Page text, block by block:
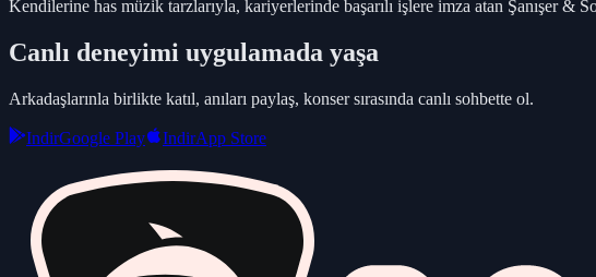
Kendilerine has müzik tarzlarıyla, kariyerlerinde başarılı işlere imza atan Şanışer
Canlı deneyimi uygulamada yaşa
Arkadaşlarınla birlikte katıl, anıları paylaş, konser sırasında canlı sohbette ol.
IndirGoogle Play IndirApp Store